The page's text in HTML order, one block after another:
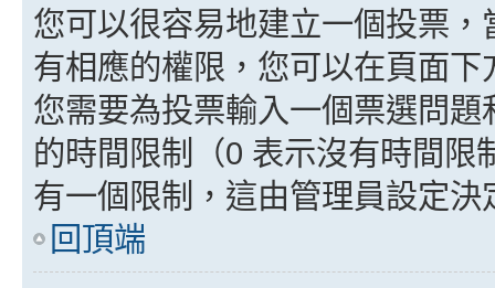
您可以很容易地建立一個投票
有相應的權限，您可以在頁面
您需要為投票輸入一個票選問
的時間限制（0 表示沒有時間限
有一個限制，這由管理員設定決
回頂端